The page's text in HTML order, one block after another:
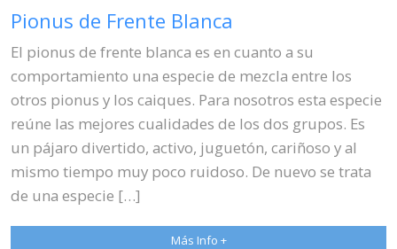
Pionus de Frente Blanca
El pionus de frente blanca es en cuanto a su
comportamiento una especie de mezcla entre los
otros pionus y los caiques. Para nosotros esta especie
reúne las mejores cualidades de los dos grupos. Es
un pájaro divertido, activo, juguetón, cariñoso y al
mismo tiempo muy poco ruidoso. De nuevo se trata
de una especie […]
Más Info +